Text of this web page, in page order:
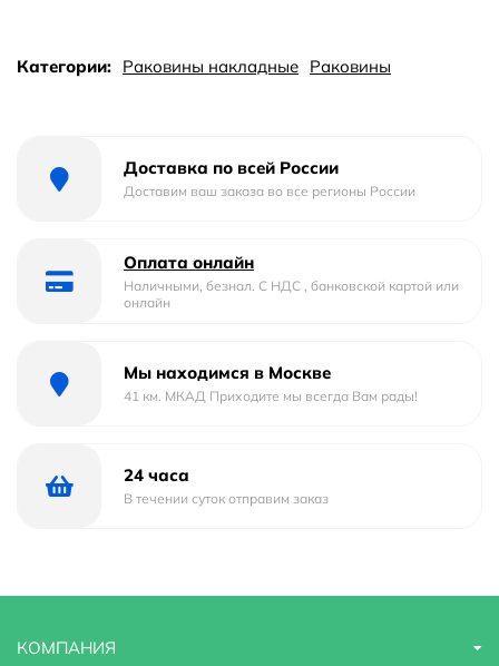
Тип накладная
Материал Фаянс
Гарантийный срок 5 лет
Область применения бытовая
Стилистика дизайна
Категории: Раковины накладные Раковины
Доставка по всей России
Доставим ваш заказа во все регионы России
Оплата онлайн
Наличными, безнал. С НДС , банковской картой или
онлайн
Мы находимся в Москве
41 км. МКАД Приходите мы всегда Вам рады!
24 часа
В течении суток отправим заказ
КОМПАНИЯ